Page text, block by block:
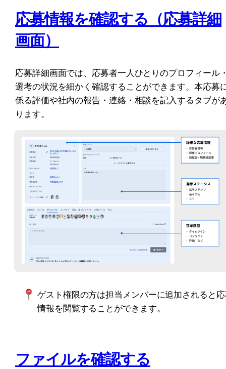
応募情報を確認する（応募詳細
画面）
応募詳細画面では、応募者一人ひとりのプロフィール
選考の状況を細かく確認することができます。本応募
係る評価や社内の報告・連絡・相談を記入するタブが
ります。
ゲスト権限の方は担当メンバーに追加されると
情報を閲覧することができます。
ファイルを確認する